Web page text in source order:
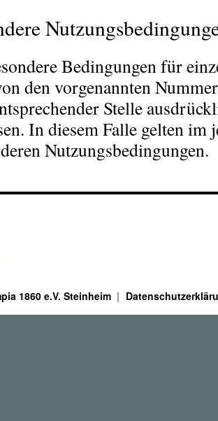
Bedingungen für
den vorgenannten
Stelle
In diesem Falle gelten
Nutzungsbedingungen.
1860 e.V. Steinheim